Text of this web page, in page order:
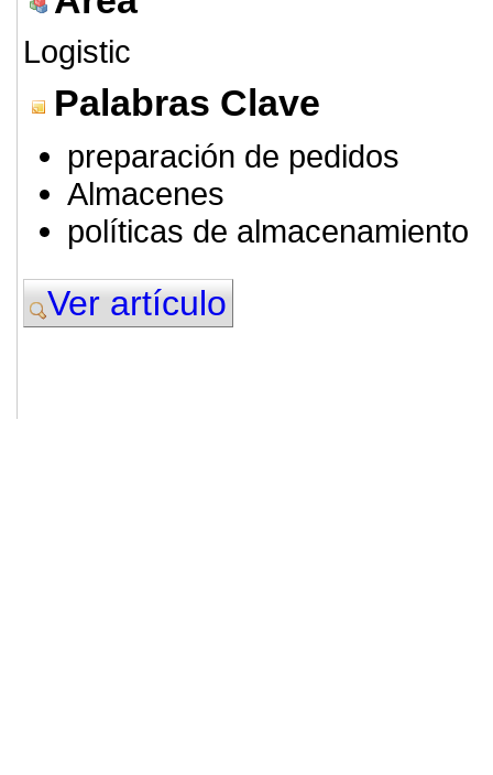
Logistic
Palabras Clave
preparación de pedidos
Almacenes
políticas de almacenamiento
Ver artículo